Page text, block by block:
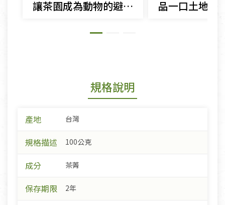
讓茶園成為動物的避風港：探索綠色保育茶品的故事
規格說明
產地 台灣
規格描述 100公克
成分 茶菁
保存期限 2年